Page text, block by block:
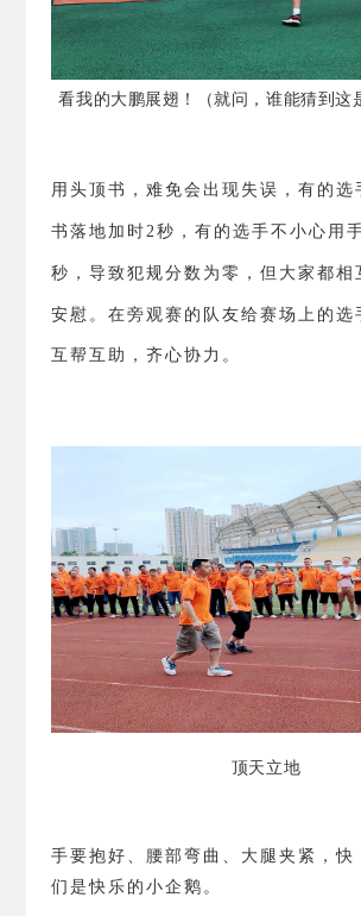
看我的大鹏展翅！（就问，谁能猜到这
用头顶书，难免会出现失误，有的选
书落地加时 2 秒，有的选手不小心用
秒，导致犯规分数为零，但大家都相
安慰。 在旁观赛的队友给赛场上的选
互帮互助，齐心协力。
顶天立地
手要抱好、腰部弯曲、大腿夹紧，快
们是快乐的小企鹅。